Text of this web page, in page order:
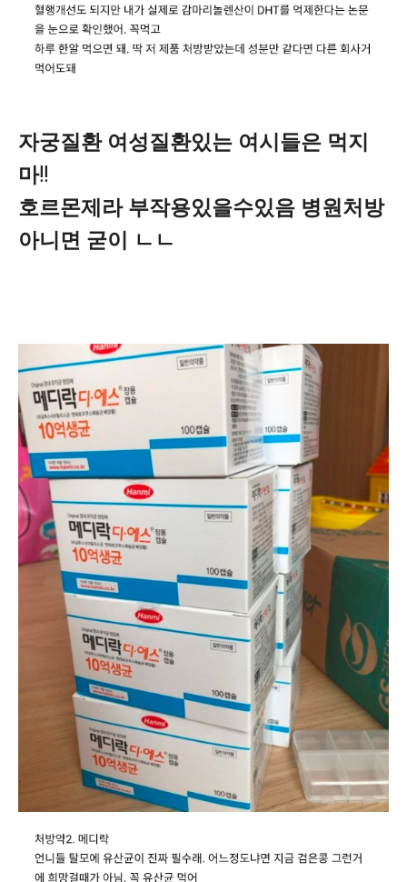
자궁질환 여성질환있는 여시들은 먹지
마!!
호르몬제라 부작용있을수있음 병원처방
아니면 굳이 ㄴㄴ